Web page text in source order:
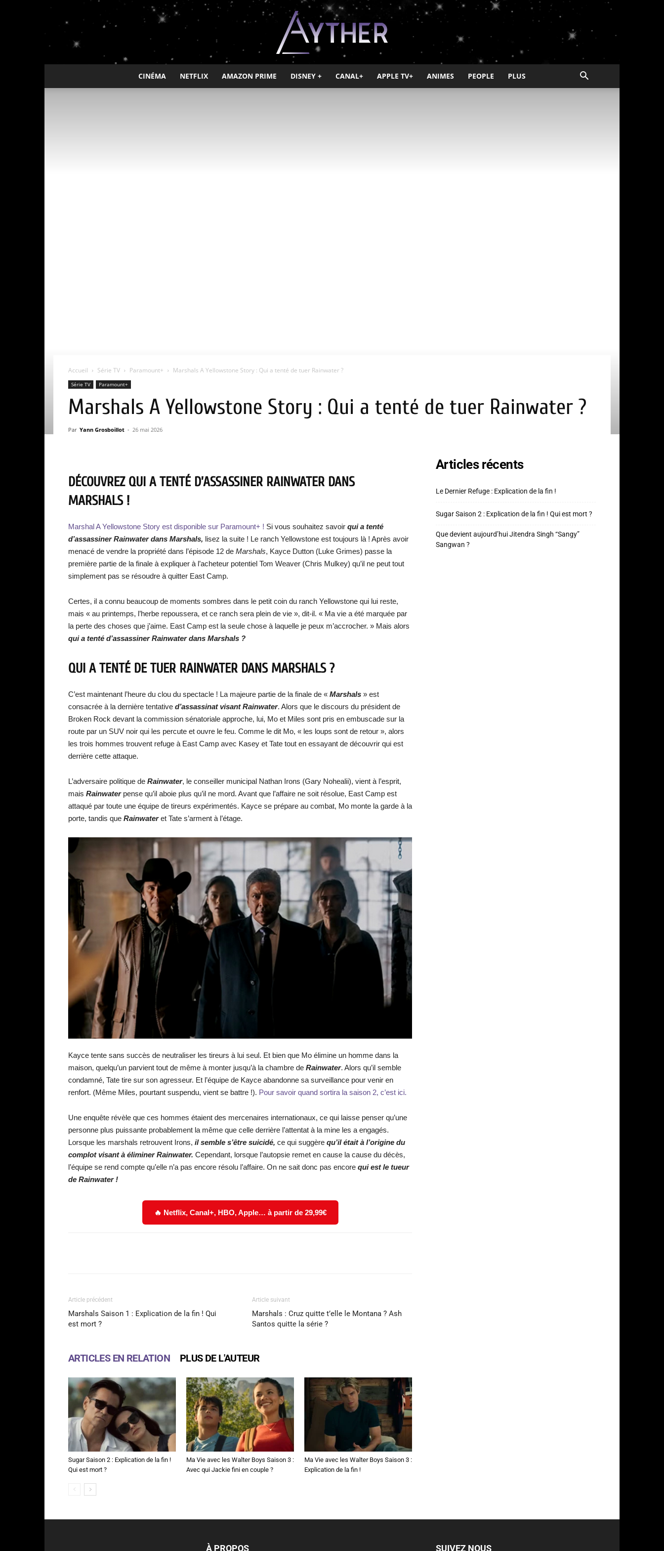
Ayther
CINÉMA NETFLIX AMAZON PRIME DISNEY + CANAL+ APPLE TV+ ANIMES PEOPLE PLUS
Accueil Série TV Paramount+ Marshals A Yellowstone Story : Qui a tenté de tuer Rainwater ?
Série TV Paramount+
Marshals A Yellowstone Story : Qui a tenté de tuer Rainwater ?
Par Yann Grosboillot - 26 mai 2026
DÉCOUVREZ QUI A TENTÉ D’ASSASSINER RAINWATER DANS
MARSHALS !
Marshal A Yellowstone Story est disponible sur Paramount+ ! Si vous souhaitez savoir qui a tenté
d’assassiner Rainwater dans Marshals, lisez la suite ! Le ranch Yellowstone est toujours là ! Après avoir
menacé de vendre la propriété dans l’épisode 12 de Marshals, Kayce Dutton (Luke Grimes) passe la
première partie de la finale à expliquer à l’acheteur potentiel Tom Weaver (Chris Mulkey) qu’il ne peut tout
simplement pas se résoudre à quitter East Camp.
Certes, il a connu beaucoup de moments sombres dans le petit coin du ranch Yellowstone qui lui reste,
mais « au printemps, l’herbe repoussera, et ce ranch sera plein de vie », dit-il. « Ma vie a été marquée par
la perte des choses que j’aime. East Camp est la seule chose à laquelle je peux m’accrocher. » Mais alors
qui a tenté d’assassiner Rainwater dans Marshals ?
QUI A TENTÉ DE TUER RAINWATER DANS MARSHALS ?
C’est maintenant l’heure du clou du spectacle ! La majeure partie de la finale de « Marshals » est
consacrée à la dernière tentative d’assassinat visant Rainwater. Alors que le discours du président de
Broken Rock devant la commission sénatoriale approche, lui, Mo et Miles sont pris en embuscade sur la
route par un SUV noir qui les percute et ouvre le feu. Comme le dit Mo, « les loups sont de retour », alors
les trois hommes trouvent refuge à East Camp avec Kasey et Tate tout en essayant de découvrir qui est
derrière cette attaque.
L’adversaire politique de Rainwater, le conseiller municipal Nathan Irons (Gary Nohealii), vient à l’esprit,
mais Rainwater pense qu’il aboie plus qu’il ne mord. Avant que l’affaire ne soit résolue, East Camp est
attaqué par toute une équipe de tireurs expérimentés. Kayce se prépare au combat, Mo monte la garde à la
porte, tandis que Rainwateret Tate s’arment à l’étage.
Kayce tente sans succès de neutraliser les tireurs à lui seul. Et bien que Mo élimine un homme dans la
maison, quelqu’un parvient tout de même à monter jusqu’à la chambre de Rainwater. Alors qu’il semble
condamné, Tate tire sur son agresseur. Et l’équipe de Kayce abandonne sa surveillance pour venir en
renfort. (Même Miles, pourtant suspendu, vient se battre !). Pour savoir quand sortira la saison 2, c’est ici.
Une enquête révèle que ces hommes étaient des mercenaires internationaux, ce qui laisse penser qu’une
personne plus puissante probablement la même que celle derrière l’attentat à la mine les a engagés.
Lorsque les marshals retrouvent Irons, il semble s’être suicidé, ce qui suggère qu’il était à l’origine du
complot visant à éliminer Rainwater. Cependant, lorsque l’autopsie remet en cause la cause du décès,
l’équipe se rend compte qu’elle n’a pas encore résolu l’affaire. On ne sait donc pas encore qui est le tueur
de Rainwater !
🔥 Netflix, Canal+, HBO, Apple… à partir de 29,99€
Article précédent
Marshals Saison 1 : Explication de la fin ! Qui
est mort ?
Article suivant
Marshals : Cruz quitte t’elle le Montana ? Ash
Santos quitte la série ?
ARTICLES EN RELATION PLUS DE L'AUTEUR
Sugar Saison 2 : Explication de la fin !
Qui est mort ?
Ma Vie avec les Walter Boys Saison 3 :
Avec qui Jackie fini en couple ?
Ma Vie avec les Walter Boys Saison 3 :
Explication de la fin !
Articles récents
Le Dernier Refuge : Explication de la fin !
Sugar Saison 2 : Explication de la fin ! Qui est mort ?
Que devient aujourd’hui Jitendra Singh “Sangy”
Sangwan ?
À PROPOS SUIVEZ NOUS